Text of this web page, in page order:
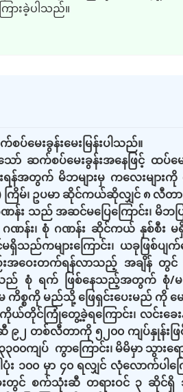
ားခဲ့ပါသည်။
မေးခွန်းမေးမြန်းပါသည်။
သော် ဆက်စပ်မေးခွန်းအနေဖြင့်
ရန်အတွက် မိဘများမှ ကလေးများ
ကြိမ်၊ ဥပမာ ဆိုင်ကယ်ဆိုလျှင် ၈
သည် အဆင်မပြေကြောင်း၊ မိဘပ
ဏန်း၊ စုံ ဂဏန်း ဆိုင်ကယ် နှစ်စီး မ
ရှိသည်ကများကြောင်း၊ ယခုဖြစ်
ဝေးတက်ရန်လာသည့် အချိန် တွင် စုံ
ည် စုံ ရက် ဖြစ်နေသည့်အတွက် စုံ/မ ကိ
စကို မည်သို့ ဖြေရှင်းပေးမည် ကို မေးမ
တိုင်ကြုံတွေ့ခဲ့ရကြောင်း၊ လင်းခေး
၉၂ တစ်လီတာကို ၅၂၀၀ ကျပ်နှုန်း
ျပ် ကွာကြောင်း၊ မိမိမှာ သွားရေ
၀ မှာ ၄၀ ရလျှင် လုံလောက်ပါကြ
င်းခေးတွင် စက်သုံးဆီ တရားဝင်